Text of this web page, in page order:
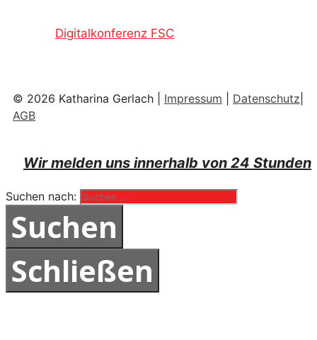
Digitalkonferenz FSC
© 2026 Katharina Gerlach | Impressum Datenschutz
AGB
Wir melden uns innerhalb von 24 Stunden
Suchen nach:
Schließen